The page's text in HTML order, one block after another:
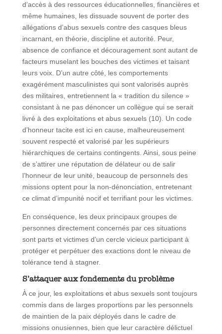
d’accès à des ressources éducationnelles, financières et
même humaines, les dissuade souvent de porter des
allégations d’abus sexuels contre des casques bleus
incarnant, en théorie, discipline et autorité. Peur,
absence de confiance et découragement sont autant de
facteurs muselant les bouches des victimes et taisant
leurs voix. D’un autre côté, les comportements
exagérément masculinistes qui sont valorisés auprès
des militaires, entretiennent la « tradition du silence »
consistant à ne pas dénoncer un collègue qui se serait
livré à des exploitations et abus sexuels (10). Un code
d’honneur tacite est ici en cause, malheureusement
souvent respecté et valorisé par les supérieurs
hiérarchiques de certains contingents. Ainsi, sous peine
de s’attirer une réputation de délateur ou de salir
l’honneur de leur unité, beaucoup de personnels des
missions optent pour la non-dénonciation, entretenant
ce climat d’impunité nocif et terrifiant pour les victimes.
En conséquence, les deux principaux groupes de
personnes directement concernés par ces situations
sont parts et victimes d’un cercle vicieux participant à
protéger et perpétuer des exactions dont le niveau de
tolérance tend à stagner.
S’attaquer aux fondements du problème
À ce jour, les exploitations et abus sexuels sont toujours
commis dans de larges proportions par les personnels
de maintien de la paix déployés dans le cadre de
missions onusiennes, bien que leur caractère délictuel